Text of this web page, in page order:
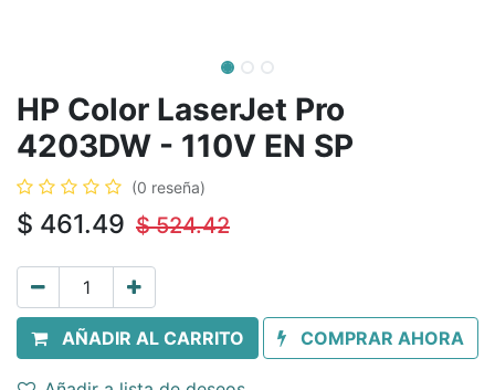
HP Color LaserJet Pro
4203DW - 110V EN SP
(0 reseña)
$ 461.49 $524.42
AÑADIR AL CARRITO COMPRAR AHORA